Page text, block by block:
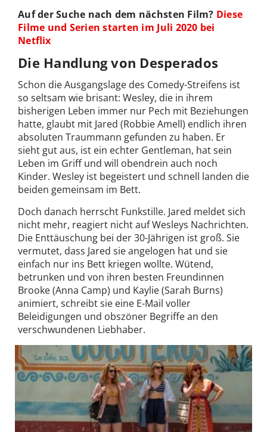
Auf der Suche nach dem nächsten Film? Diese
Filme und Serien starten im Juli 2020 bei
Netflix
Die Handlung von Desperados
Schon die Ausgangslage des Comedy-Streifens ist
so seltsam wie brisant: Wesley, die in ihrem
bisherigen Leben immer nur Pech mit Beziehungen
hatte, glaubt mit Jared (Robbie Amell) endlich ihren
absoluten Traummann gefunden zu haben. Er
sieht gut aus, ist ein echter Gentleman, hat sein
Leben im Griff und will obendrein auch noch
Kinder. Wesley ist begeistert und schnell landen die
beiden gemeinsam im Bett.
Doch danach herrscht Funkstille. Jared meldet sich
nicht mehr, reagiert nicht auf Wesleys Nachrichten.
Die Enttäuschung bei der 30-Jährigen ist groß. Sie
vermutet, dass Jared sie angelogen hat und sie
einfach nur ins Bett kriegen wollte. Wütend,
betrunken und von ihren besten Freundinnen
Brooke (Anna Camp) und Kaylie (Sarah Burns)
animiert, schreibt sie eine E-Mail voller
Beleidigungen und obszöner Begriffe an den
verschwundenen Liebhaber.